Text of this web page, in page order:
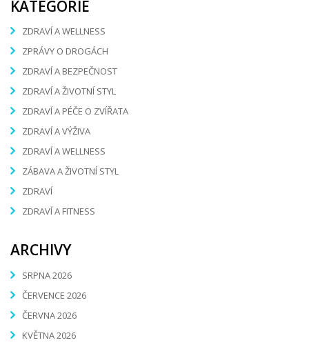
KATEGORIE
ZDRAVÍ A WELLNESS
ZPRÁVY O DROGÁCH
ZDRAVÍ A BEZPEČNOST
ZDRAVÍ A ŽIVOTNÍ STYL
ZDRAVÍ A PÉČE O ZVÍŘATA
ZDRAVÍ A VÝŽIVA
ZDRAVÍ A WELLNESS
ZÁBAVA A ŽIVOTNÍ STYL
ZDRAVÍ
ZDRAVÍ A FITNESS
ARCHIVY
SRPNA 2026
ČERVENCE 2026
ČERVNA 2026
KVĚTNA 2026